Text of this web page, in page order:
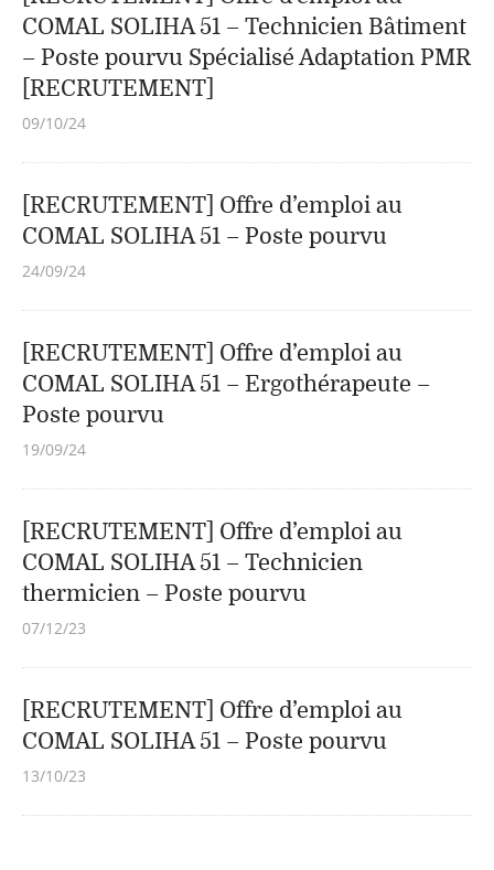
COMAL SOLIHA 51 – Technicien Bâtiment
– Poste pourvu Spécialisé Adaptation PMR
[RECRUTEMENT]
09/10/24
[RECRUTEMENT] Offre d’emploi au
COMAL SOLIHA 51 – Poste pourvu
24/09/24
[RECRUTEMENT] Offre d’emploi au
COMAL SOLIHA 51 – Ergothérapeute –
Poste pourvu
19/09/24
[RECRUTEMENT] Offre d’emploi au
COMAL SOLIHA 51 – Technicien
thermicien – Poste pourvu
07/12/23
[RECRUTEMENT] Offre d’emploi au
COMAL SOLIHA 51 – Poste pourvu
13/10/23